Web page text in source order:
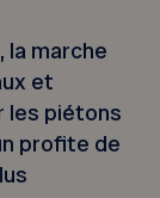
la marche
et
les piétons
profite de